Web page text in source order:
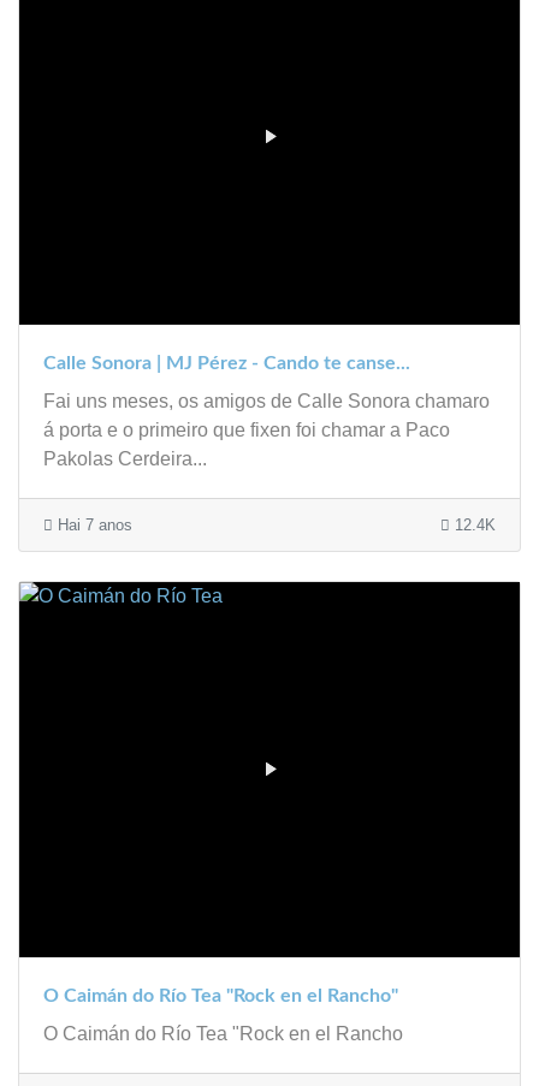
Calle Sonora | MJ Pérez - Cando te canse...
Fai uns meses, os amigos de Calle Sonora chamaro
á porta e o primeiro que fixen foi chamar a Paco
Pakolas Cerdeira...
Hai 7 anos 12.4K
O Caimán do Río Tea "Rock en el Rancho"
O Caimán do Río Tea "Rock en el Rancho